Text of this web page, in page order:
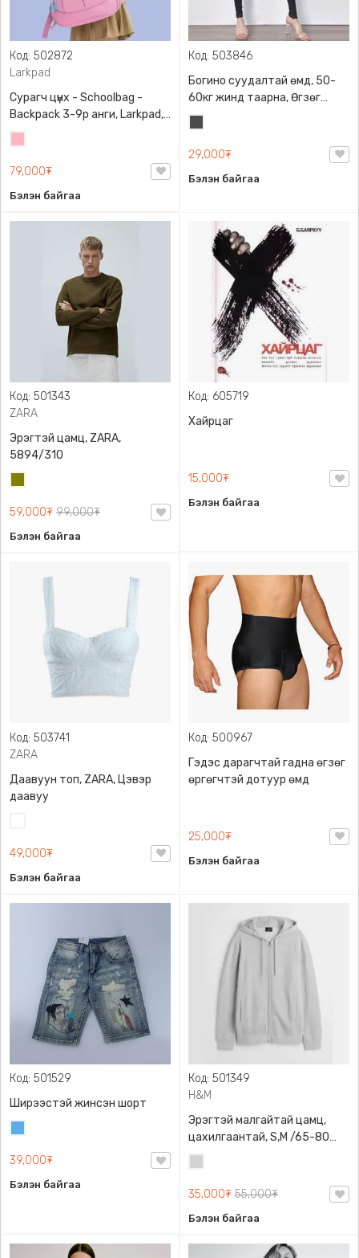
Код: 502872
Larkpad
Сурагч цүнх - Schoolbag -
Backpack 3-9р анги, Larkpad,
9009-10128, Цацруулагчтай,
Олон тасалгаатай
79,000₮
Бэлэн байгаа
Код: 503846
Богино суудалтай өмд, 50-
60кг жинд таарна, Өгзөг
өргөгчтэй
29,000₮
Бэлэн байгаа
Код: 501343
ZARA
Эрэгтэй цамц, ZARA,
5894/310
59,000₮ 99,000₮
Бэлэн байгаа
Код: 605719
Хайрцаг
15,000₮
Бэлэн байгаа
Код: 503741
ZARA
Даавуун топ, ZARA, Цэвэр
даавуу
49,000₮
Бэлэн байгаа
Код: 500967
Гэдэс дарагчтай гадна өгзөг
өргөгчтэй дотуур өмд
25,000₮
Бэлэн байгаа
Код: 501529
Ширээстэй жинсэн шорт
39,000₮
Бэлэн байгаа
Код: 501349
H&M
Эрэгтэй малгайтай цамц,
цахилгаантай, S,M /65-80
кг/, H&M, 0852614006,
Даавуу
35,000₮ 55,000₮
Бэлэн байгаа